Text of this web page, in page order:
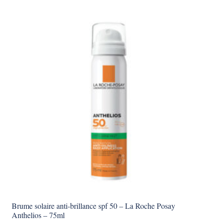
Brume solaire anti-brillance spf 50 – La Roche Posay
Anthelios – 75ml